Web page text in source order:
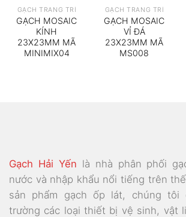
GẠCH TRANG TRÍ
GẠCH MOSAIC
KÍNH
23X23MM MÃ
MINIMIX04
GẠCH TRANG TRÍ
GẠCH MOSAIC
VỈ ĐÁ
23X23MM MÃ
MS008
Gạch Hải Yến là nhà phân phối
nước và nhập khẩu nổi tiếng trên
sản phẩm gạch ốp lát, chúng tôi
trường các loại thiết bị vệ sinh, vật